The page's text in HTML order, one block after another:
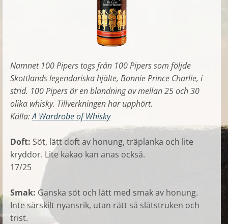
Namnet 100 Pipers togs från 100 Pipers som följde
Skottlands legendariska hjälte, Bonnie Prince Charlie, i
strid. 100 Pipers är en blandning av mellan 25 och 30
olika whisky. Tillverkningen har upphört.
Källa:A Wardrobe of Whisky
Doft: Söt, lätt doft av honung, träplanka och lite
kryddor. Lite kakao kan anas också.
17/25
Smak: Ganska söt och lätt med smak av honung.
Inte särskilt nyansrik, utan rätt så slätstruken och
trist.